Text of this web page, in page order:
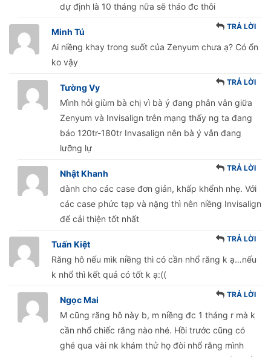
dự định là 10 tháng nữa sẽ tháo đc thôi
Minh Tú
TRẢ LỜI
Ai niềng khay trong suốt của Zenyum chưa ạ? Có ổn
ko vậy
Tường Vy
TRẢ LỜI
Mình hỏi giùm bà chị vì bà ý đang phân vân giữa
Zenyum và Invisalign trên mạng thấy ng ta đang
báo 120tr-180tr Invasalign nên bà ý vẫn đang
lưỡng lự
Nhật Khanh
TRẢ LỜI
dành cho các case đơn giản, khấp khểnh nhẹ. Với
các case phức tạp và nặng thì nên niềng Invisalign
để cải thiện tốt nhất
Tuấn Kiệt
TRẢ LỜI
Răng hô nếu mìk niềng thì có cần nhổ răng k ạ…nếu
k nhổ thì kết quả có tốt k ạ:((
Ngọc Mai
TRẢ LỜI
M cũng răng hô này b, m niềng đc 1 tháng r mà k
cần nhổ chiếc răng nào nhé. Hồi trước cũng có
ghé qua vài nk khám thử họ đòi nhổ răng mình